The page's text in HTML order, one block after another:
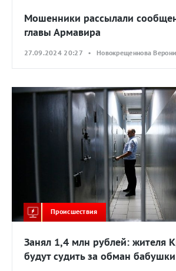
Мошенники рассылали
главы Армавира
27.09.2024 20:27 • Новокрещеннова
Происшествия
Занял 1,4 млн рублей: жителя
будут судить за обман бабушки